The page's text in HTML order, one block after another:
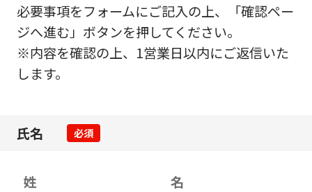
必要事項をフォームにご記入の上、「確認ペー
ジへ進む」ボタンを押してください。
※内容を確認の上、1営業日以内にご返信いた
します。
氏名 必須
姓 名